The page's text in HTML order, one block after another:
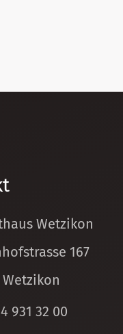
Wetzikon
167
Wetzikon
931 32 00